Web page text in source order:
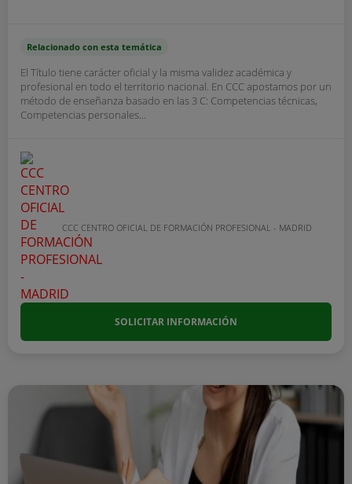
Relacionado con esta temática
El Título tiene carácter oficial y la misma validez académica y
profesional en todo el territorio nacional. En CCC apostamos por un
método de enseñanza basado en las 3 C: Competencias técnicas,
Competencias personales...
CCC CENTRO OFICIAL DE FORMACIÓN PROFESIONAL - MADRID
SOLICITAR INFORMACIÓN